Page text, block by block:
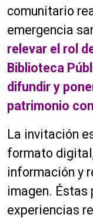
comunitario
emergencia
relevar el rol
Biblioteca
difundir y
patrimonio
La invitación
formato
información y
imagen. Éstas
experiencias